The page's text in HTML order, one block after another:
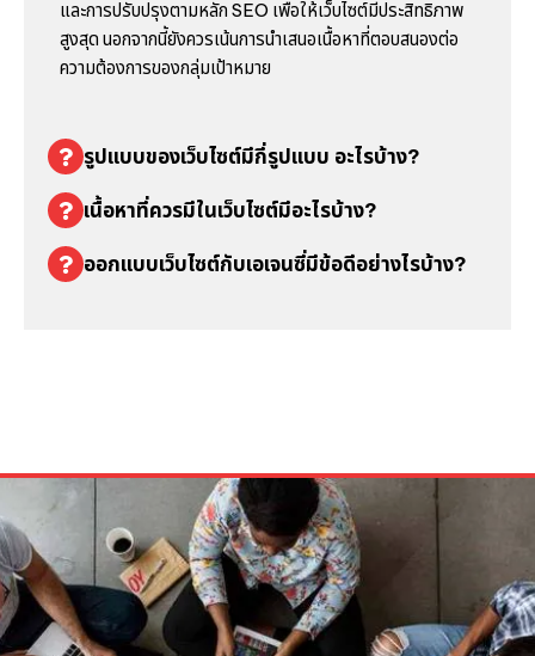
และการปรับปรุงตามหลัก SEO เพื่อให้เว็บไซต์มีประสิทธิภาพ
สูงสุด นอกจากนี้ยังควรเน้นการนำเสนอเนื้อหาที่ตอบสนองต่อ
ความต้องการของกลุ่มเป้าหมาย
รูปแบบของเว็บไซต์มีกี่รูปแบบ อะไรบ้าง?
เนื้อหาที่ควรมีในเว็บไซต์มีอะไรบ้าง?
ออกแบบเว็บไซต์กับเอเจนซี่มีข้อดีอย่างไรบ้าง?